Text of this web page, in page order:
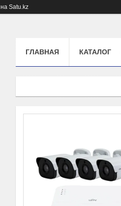
на Satu.kz
ГЛАВНАЯ КАТАЛОГ